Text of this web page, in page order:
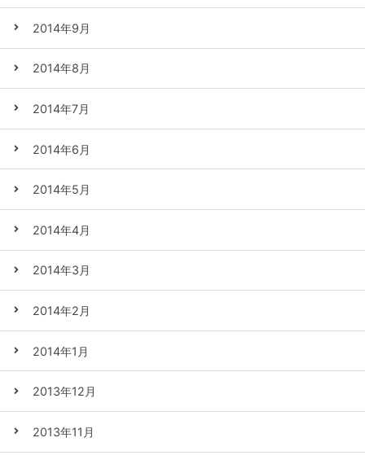
2014年9月
2014年8月
2014年7月
2014年6月
2014年5月
2014年4月
2014年3月
2014年2月
2014年1月
2013年12月
2013年11月